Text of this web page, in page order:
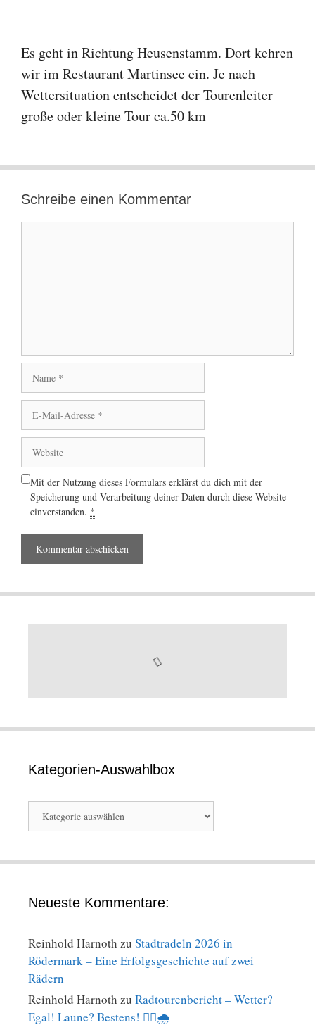
Es geht in Richtung Heusenstamm. Dort kehren
wir im Restaurant Martinsee ein. Je nach
Wettersituation entscheidet der Tourenleiter
große oder kleine Tour ca.50 km
Schreibe einen Kommentar
Mail-
Adresse
Mit der Nutzung dieses Formulars erklärst du dich mit der
Speicherung und Verarbeitung deiner Daten durch diese Website
einverstanden. *
Kategorien-Auswahlbox
Kategorien-
Auswahlbox
Neueste Kommentare:
Reinhold Harnoth zu Stadtradeln 2026 in
Rödermark – Eine Erfolgsgeschichte auf zwei
Rädern
Reinhold Harnoth zu Radtourenbericht – Wetter?
Egal! Laune? Bestens! 🚴‍♀️🌧️